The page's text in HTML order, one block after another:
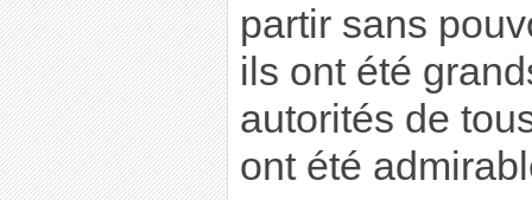
partir sans
ils ont été
autorités de
ont été